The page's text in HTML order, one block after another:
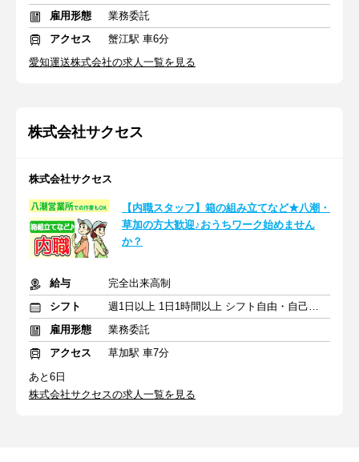
雇用形態
業務委託
アクセス
蟹江駅 車6分
愛知運送株式会社の求人一覧を見る
株式会社サクセス
株式会社サクセス
【内職スタッフ】箱の組み立てなど★八潮・
草加の方大歓迎♪おうちワーク始めません
か？
給与
完全出来高制
シフト
週1日以上 1日1時間以上 シフト自由・自己申告
雇用形態
業務委託
アクセス
草加駅 車7分
あと6日
株式会社サクセスの求人一覧を見る